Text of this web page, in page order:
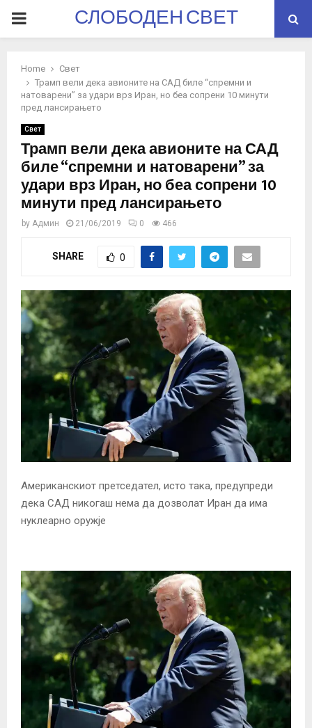
PRIMARYСЛОБОДЕН СВЕТ
Home
Свет
Трамп вели дека авионите на САД биле “спремни и
натоварени” за удари врз Иран, но беа сопрени 10 минути
пред лансирањето
Свет
Трамп вели дека авионите на САД
биле “спремни и натоварени” за
удари врз Иран, но беа сопрени 10
минути пред лансирањето
by Админ 21/06/2019 0 466
SHARE 0
Американскиот претседател, исто така, предупреди
дека САД никогаш нема да дозволат Иран да има
нуклеарно оружје